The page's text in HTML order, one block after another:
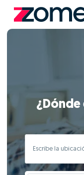
¿Dónde